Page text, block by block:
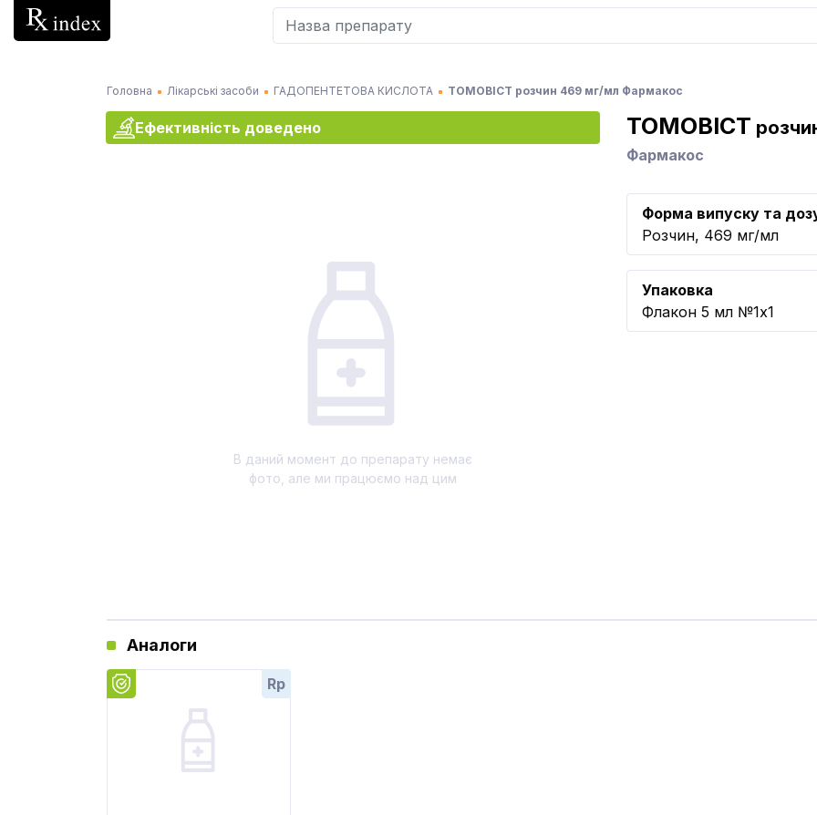
Головна Лікарські засоби ГАДОПЕНТЕТОВА КИСЛОТА ТОМОВІСТ розчин 469 мг/мл Фармакос
Ефективність доведено
В даний момент до препарату немає
фото, але ми працюємо над цим
ТОМОВІСТ
Фармакос
Форма випуску та
Розчин, 469 мг/мл
Упаковка
Флакон 5 мл №1x1
Аналоги
Rp